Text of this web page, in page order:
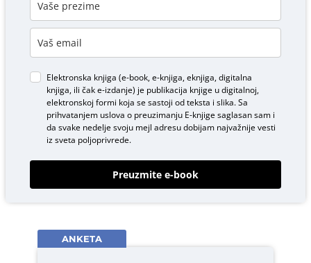
Elektronska knjiga (e-book, e-knjiga, eknjiga, digitalna
knjiga, ili čak e-izdanje) je publikacija knjige u digitalnoj,
elektronskoj formi koja se sastoji od teksta i slika. Sa
prihvatanjem uslova o preuzimanju E-knjigesaglasan sam i
da svake nedelje svoju mejl adresu dobijam najvažnije vesti
iz sveta poljoprivrede.
Preuzmite e-book
ANKETA